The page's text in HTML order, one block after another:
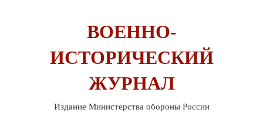
ВОЕННО-
ИСТОРИЧЕСКИЙ
ЖУРНАЛ
Издание Министерства обороны России